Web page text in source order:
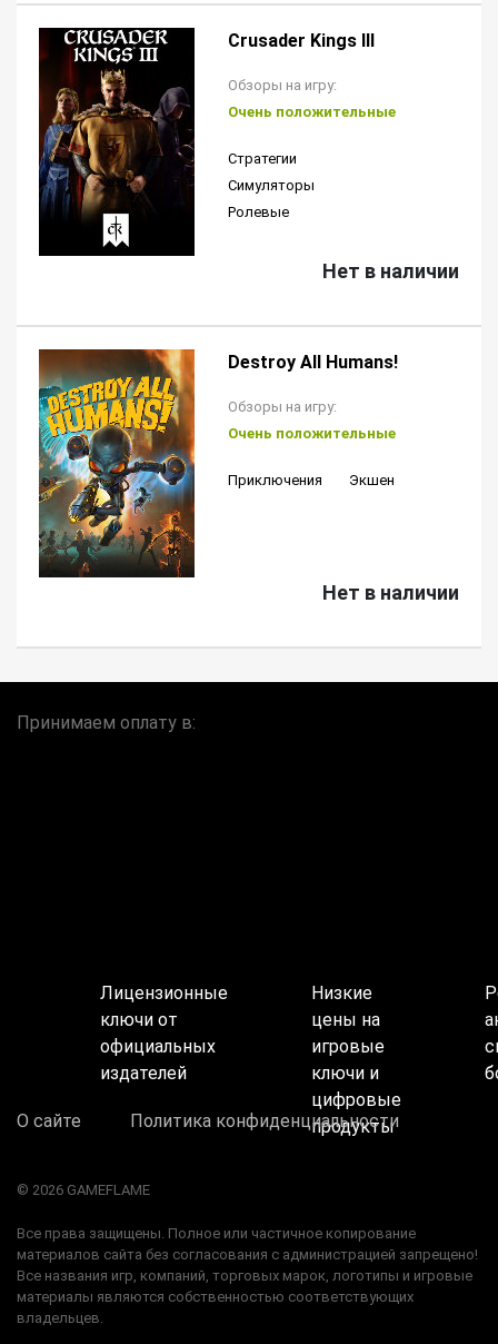
Crusader Kings III
Обзоры на игру:
Очень положительные
Стратегии
Симуляторы
Ролевые
Нет в наличии
Destroy All Humans!
Обзоры на игру:
Очень положительные
Приключения Экшен
Нет в наличии
Принимаем оплату в:
Лицензионные
ключи от
официальных
издателей
Низкие
цены на
игровые
ключи и
цифровые
продукты
О сайте Политика конфиденциальности
© 2026 GAMEFLAME
Все права защищены. Полное или частичное копирование
материалов сайта без согласования с администрацией запрещено!
Все названия игр, компаний, торговых марок, логотипы и игровые
материалы являются собственностью соответствующих
владельцев.